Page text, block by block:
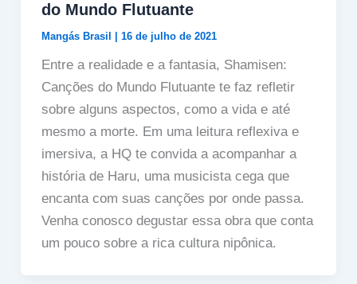
do Mundo Flutuante
Mangás Brasil 16 de julho de 2021
Entre a realidade e a fantasia, Shamisen:
Canções do Mundo Flutuante te faz refletir
sobre alguns aspectos, como a vida e até
mesmo a morte. Em uma leitura reflexiva e
imersiva, a HQ te convida a acompanhar a
história de Haru, uma musicista cega que
encanta com suas canções por onde passa.
Venha conosco degustar essa obra que conta
um pouco sobre a rica cultura nipônica.